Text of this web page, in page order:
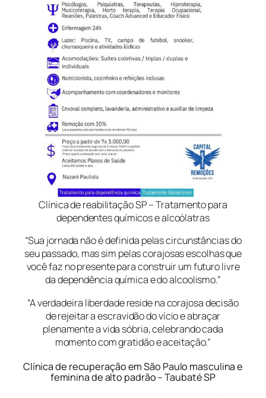
Clínica de reabilitação SP – Tratamento para
dependentes químicos e alcoólatras
“Sua jornada não é definida pelas circunstâncias do
seu passado, mas sim pelas corajosas escolhas que
você faz no presente para construir um futuro livre
da dependência química e do alcoolismo.”
“A verdadeira liberdade reside na corajosa decisão
de rejeitar a escravidão do vício e abraçar
plenamente a vida sóbria, celebrando cada
momento com gratidão e aceitação.”
Clínica de recuperação em São Paulo masculina e
feminina de alto padrão – Taubaté SP